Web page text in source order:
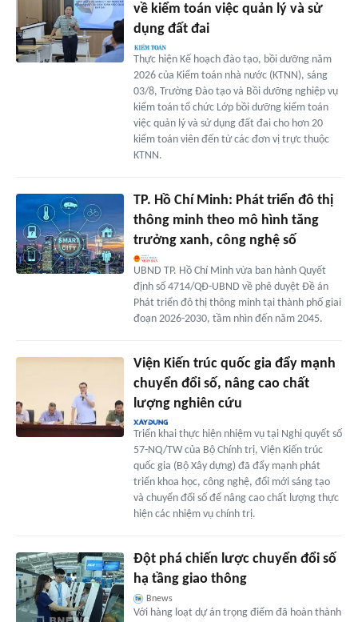
về kiểm toán việc quản lý và sử
dụng đất đai
Thực hiện Kế hoạch đào tạo, bồi dưỡng năm
2026 của Kiểm toán nhà nước (KTNN), sáng
03/8, Trường Đào tạo và Bồi dưỡng nghiệp vụ
kiểm toán tổ chức Lớp bồi dưỡng kiểm toán
việc quản lý và sử dụng đất đai cho hơn 20
kiểm toán viên đến từ các đơn vị trực thuộc
KTNN.
TP. Hồ Chí Minh: Phát triển đô thị
thông minh theo mô hình tăng
trưởng xanh, công nghệ số
UBND TP. Hồ Chí Minh vừa ban hành Quyết
định số 4714/QĐ-UBND về phê duyệt Đề án
Phát triển đô thị thông minh tại thành phố giai
đoạn 2026-2030, tầm nhìn đến năm 2045.
Viện Kiến trúc quốc gia đẩy mạnh
chuyển đổi số, nâng cao chất
lượng nghiên cứu
Triển khai thực hiện nhiệm vụ tại Nghị quyết số
57-NQ/TW của Bộ Chính trị, Viện Kiến trúc
quốc gia (Bộ Xây dựng) đã đẩy mạnh phát
triển khoa học, công nghệ, đổi mới sáng tạo
và chuyển đổi số để nâng cao chất lượng thực
hiện các nhiệm vụ chính trị.
Đột phá chiến lược chuyển đổi số
hạ tầng giao thông
Bnews
Với hàng loạt dự án trọng điểm đã hoàn thành